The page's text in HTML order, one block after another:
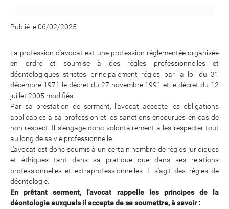
Publié le 06/02/2025
La profession d'avocat est une profession réglementée organisée
en ordre et soumise à des règles professionnelles et
déontologiques strictes principalement régies par la loi du 31
décembre 1971 le décret du 27 novembre 1991 et le décret du 12
juillet 2005 modifiés.
Par sa prestation de serment, l'avocat accepte les obligations
applicables à sa profession et les sanctions encourues en cas de
non-respect. Il s'engage donc volontairement à les respecter tout
au long de sa vie professionnelle.
L'avocat est donc soumis à un certain nombre de règles juridiques
et éthiques tant dans sa pratique que dans ses relations
professionnelles et extraprofessionnelles. Il s'agit des règles de
déontologie.
En prêtant serment, l'avocat rappelle les principes de la
déontologie auxquels il accepte de se soumettre, à savoir :